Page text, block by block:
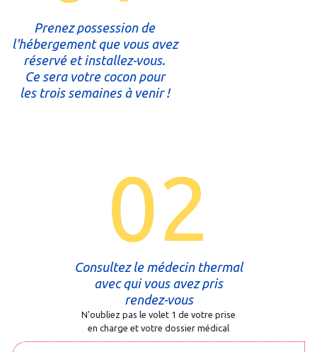
Prenez possession de
l'hébergement que vous avez
réservé et installez-vous.
Ce sera votre cocon pour
les trois semaines à venir !
02
Consultez le médecin thermal
avec qui vous avez pris
rendez-vous
N'oubliez pas le volet 1 de votre prise
en charge et votre dossier médical